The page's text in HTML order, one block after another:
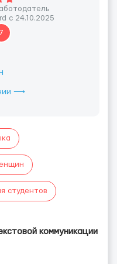
с 24.10.2025
7
⟶
студентов
коммуникации